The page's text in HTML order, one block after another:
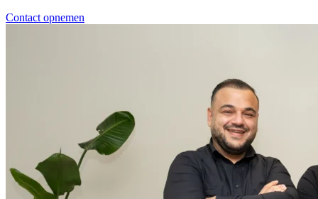
Contact opnemen